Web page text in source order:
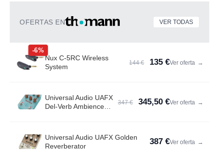
OFERTAS EN VER TODAS
-6%
Nux C-5RC Wireless
System
144 € 135 €Ver oferta →
Universal Audio UAFX
Del-Verb Ambience
347 € 345,50 €Ver oferta →
Universal Audio UAFX Golden
Reverberator
387 €Ver oferta →